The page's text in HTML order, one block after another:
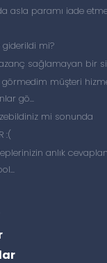
asla paramı iade
mi?
sağlamayan bir
müşteri
gö...
mi sonunda
:(
anlık